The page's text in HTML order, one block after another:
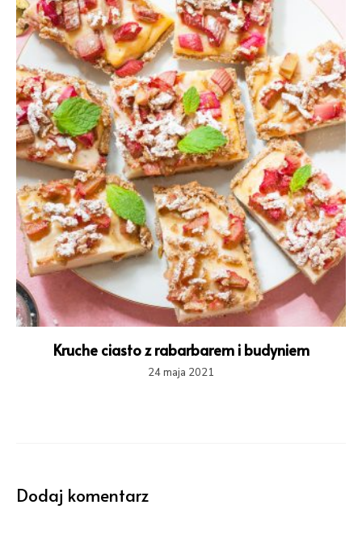
Kruche ciasto z rabarbarem i budyniem
24 maja 2021
Dodaj komentarz